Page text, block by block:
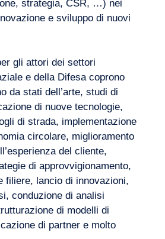
strategia, CSR, …) nei
e sviluppo di nuovi
gli attori dei settori
e della Difesa coprono
da stati dell’arte, studi di
di nuove tecnologie,
di strada, implementazione
circolare, miglioramento
del cliente,
di approvvigionamento,
filiere, lancio di innovazioni,
conduzione di analisi
di modelli di
di partner e molto